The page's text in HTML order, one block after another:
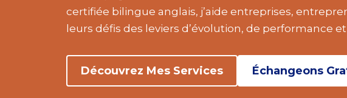
certifiée bilingue anglais, j’aide entreprises,
leurs défis des leviers d’évolution, de performance
Découvrez Mes Services Échangeons